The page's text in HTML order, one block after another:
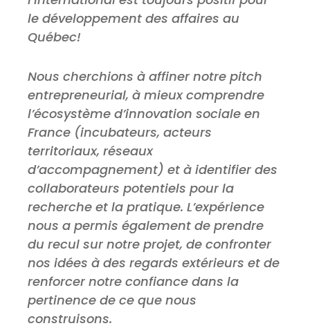
le développement des affaires au
Québec!
Nous cherchions à affiner notre pitch
entrepreneurial, à mieux comprendre
l’écosystème d’innovation sociale en
France (incubateurs, acteurs
territoriaux, réseaux
d’accompagnement) et à identifier des
collaborateurs potentiels pour la
recherche et la pratique. L’expérience
nous a permis également de prendre
du recul sur notre projet, de confronter
nos idées à des regards extérieurs et de
renforcer notre confiance dans la
pertinence de ce que nous
construisons.